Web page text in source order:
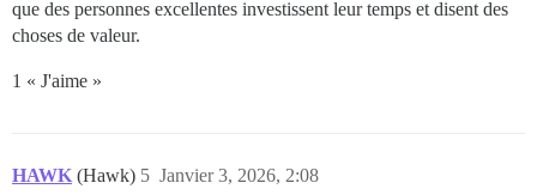
que des personnes excellentes investissent leur temps et disent des
choses de valeur.
1 « J'aime »
HAWK (Hawk) Janvier 3, 2026, 2:08
5